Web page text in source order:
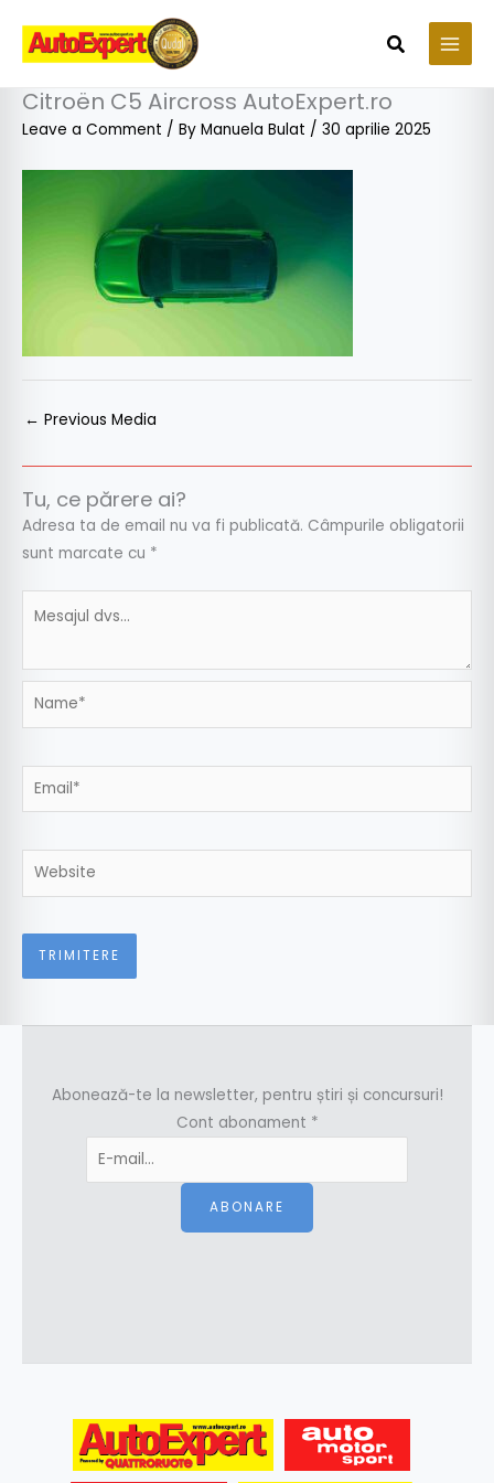
content
Search
Citroën C5 Aircross AutoExpert.ro
Leave a Comment / By Manuela Bulat / 30 aprilie 2025
← Previous Media
Tu, ce părere ai?
Adresa ta de email nu va fi publicată. Câmpurile obligatorii
sunt marcate cu *
Name*
Email*
Website
Abonează-te la newsletter, pentru știri și concursuri!
Cont abonament *
ABONARE